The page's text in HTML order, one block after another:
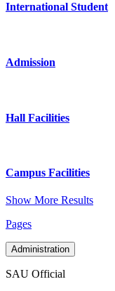
International Student
Admission
Hall Facilities
Campus Facilities
Show More Results
Pages
Administration
SAU Official